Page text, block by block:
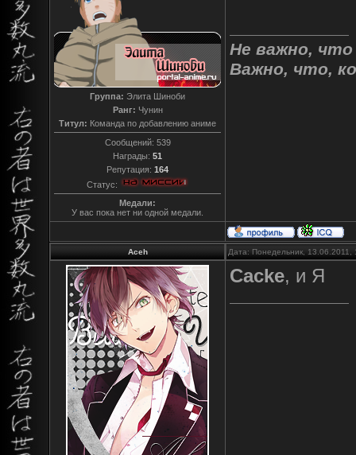
Группа: Элита Шиноби
Ранг: Чунин
Титул: Команда по добавлению аниме
Сообщений: 539
Награды: 51
Репутация: 164
Статус:
Медали:
У вас пока нет ни одной медали.
Не важно, что
Важно, что,
Aceh Дата: Понедельник,
Cacke, и Я